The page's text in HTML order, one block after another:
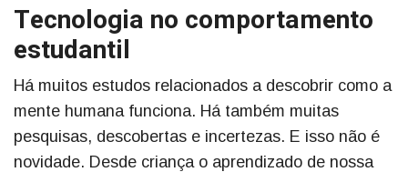
Tecnologia no comportamento
estudantil
Há muitos estudos relacionados a descobrir como a
mente humana funciona. Há também muitas
pesquisas, descobertas e incertezas. E isso não é
novidade. Desde criança o aprendizado de nossa